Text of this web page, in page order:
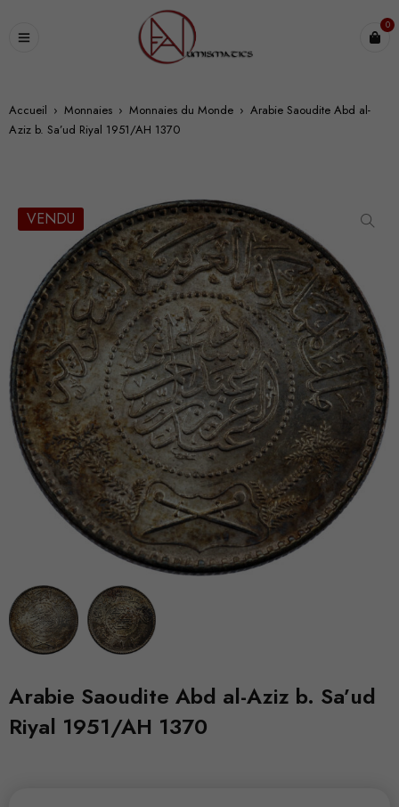
0
Accueil › Monnaies › Monnaies du Monde › Arabie Saoudite Abd al-
Aziz b. Sa’ud Riyal 1951/AH 1370
VENDU
Arabie Saoudite Abd al-Aziz b. Sa’ud
Riyal 1951/AH 1370